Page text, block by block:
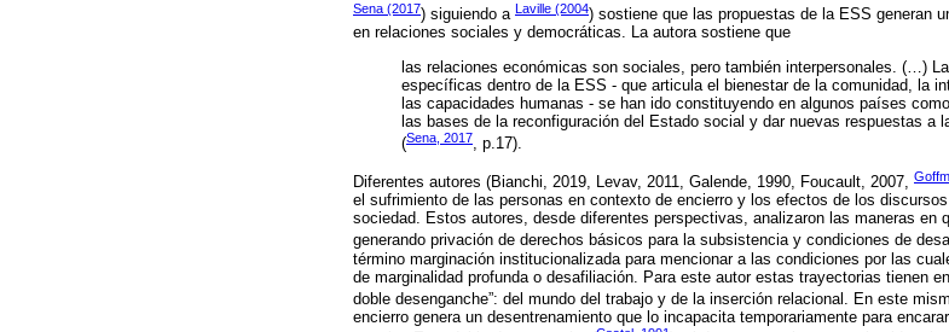
Sena (2017) siguiendo a Laville (2004) sostiene que las propuestas de la ESS generan
en relaciones sociales y democráticas. La autora sostiene que
las relaciones económicas son sociales, pero también interpersonales. (…)
específicas dentro de la ESS - que articula el bienestar de la comunidad, la
las capacidades humanas - se han ido constituyendo en algunos países
las bases de la reconfiguración del Estado social y dar nuevas respuestas a
(Sena, 2017, p.17).
Diferentes autores (Bianchi, 2019, Levav, 2011, Galende, 1990, Foucault, 2007,
el sufrimiento de las personas en contexto de encierro y los efectos de los
sociedad. Estos autores, desde diferentes perspectivas, analizaron las maneras en
generando privación de derechos básicos para la subsistencia y condiciones de
término marginación institucionalizada para mencionar a las condiciones por las
de marginalidad profunda o desafiliación. Para este autor estas trayectorias tienen
doble desenganche”: del mundo del trabajo y de la inserción relacional. En este
encierro genera un desentrenamiento que lo incapacita temporariamente para